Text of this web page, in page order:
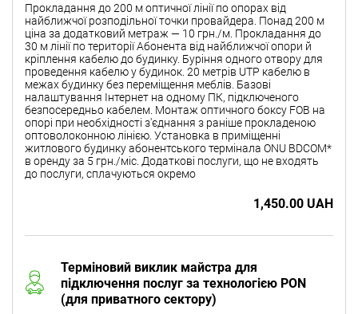
Прокладання до 200 м оптичної лінії по опорах від
найближчої розподільної точки провайдера. Понад 200 м
ціна за додатковий метраж — 10 грн./м. Прокладання до
30 м лінії по території Абонента від найближчої опори й
кріплення кабелю до будинку. Буріння одного отвору для
проведення кабелю у будинок. 20 метрів UTP кабелю в
межах будинку без переміщення меблів. Базові
налаштування Інтернет на одному ПК, підключеного
безпосередньо кабелем. Монтаж оптичного боксу FOB на
опорі при необхідності з'єднання з раніше прокладеною
оптоволоконною лінією. Установка в приміщенні
житлового будинку абонентського термінала ONU BDCOM*
в оренду за 5 грн./міс. Додаткові послуги, що не входять
до послуги, сплачуються окремо
1,450.00 UAH
Терміновий виклик майстра для
підключення послуг за технологією PON
(для приватного сектору)